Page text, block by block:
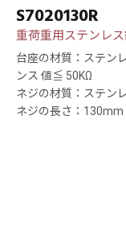
S7020130R
重荷重用ステンレ
台座の材質：ステン
ンス 値≦ 50KΩ
ネジの材質：ステン
ネジの長さ：130mm